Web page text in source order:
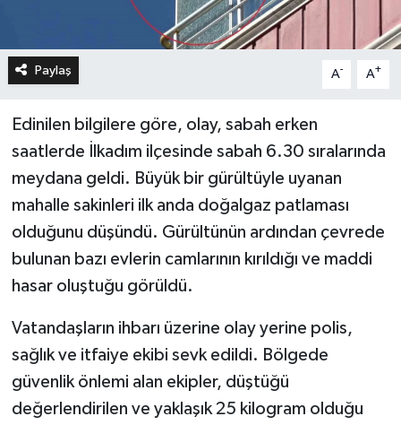
Paylaş A- A+
Edinilen bilgilere göre, olay, sabah erken
saatlerde İlkadım ilçesinde sabah 6.30 sıralarında
meydana geldi. Büyük bir gürültüyle uyanan
mahalle sakinleri ilk anda doğalgaz patlaması
olduğunu düşündü. Gürültünün ardından çevrede
bulunan bazı evlerin camlarının kırıldığı ve maddi
hasar oluştuğu görüldü.
Vatandaşların ihbarı üzerine olay yerine polis,
sağlık ve itfaiye ekibi sevk edildi. Bölgede
güvenlik önlemi alan ekipler, düştüğü
değerlendirilen ve yaklaşık 25 kilogram olduğu